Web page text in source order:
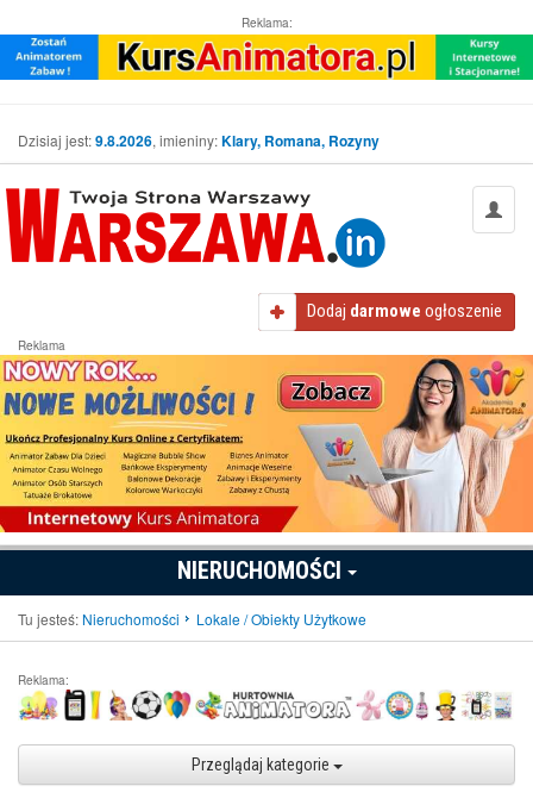
Reklama:
Dzisiaj jest:9.8.2026, imieniny:Klary, Romana, Rozyny
Dodaj darmowe ogłoszenie
Reklama
NIERUCHOMOŚCI
Tu jesteś: Nieruchomości Lokale / Obiekty Użytkowe
Reklama:
Przeglądaj kategorie